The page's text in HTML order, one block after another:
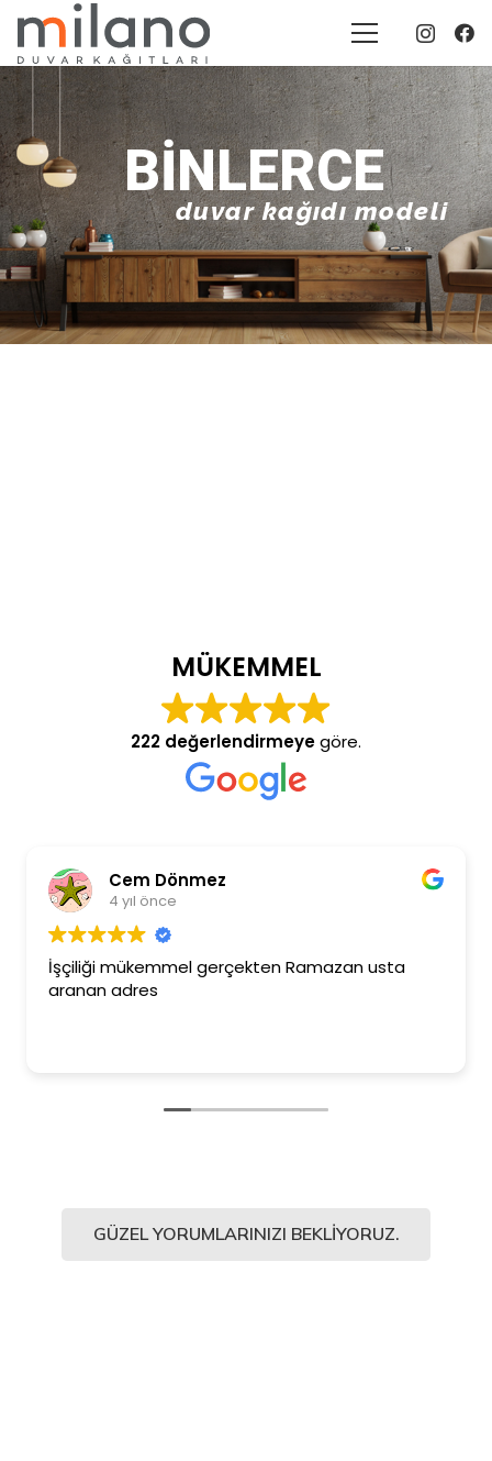
BINLERCE
duvar kağıdı modeli
MÜKEMMEL
222 değerlendirmeyegöre.
Cem Dönmez
4 yıl önce
İşçiliği mükemmel gerçekten Ramazan usta
aranan adres
GÜZEL YORUMLARINIZI BEKLIYORUZ.